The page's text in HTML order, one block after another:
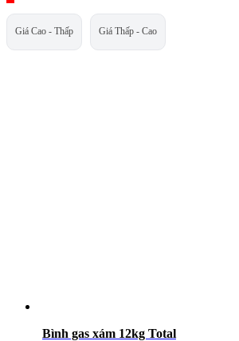
Giá Cao - Thấp Giá Thấp - Cao
Bình gas xám 12kg Total